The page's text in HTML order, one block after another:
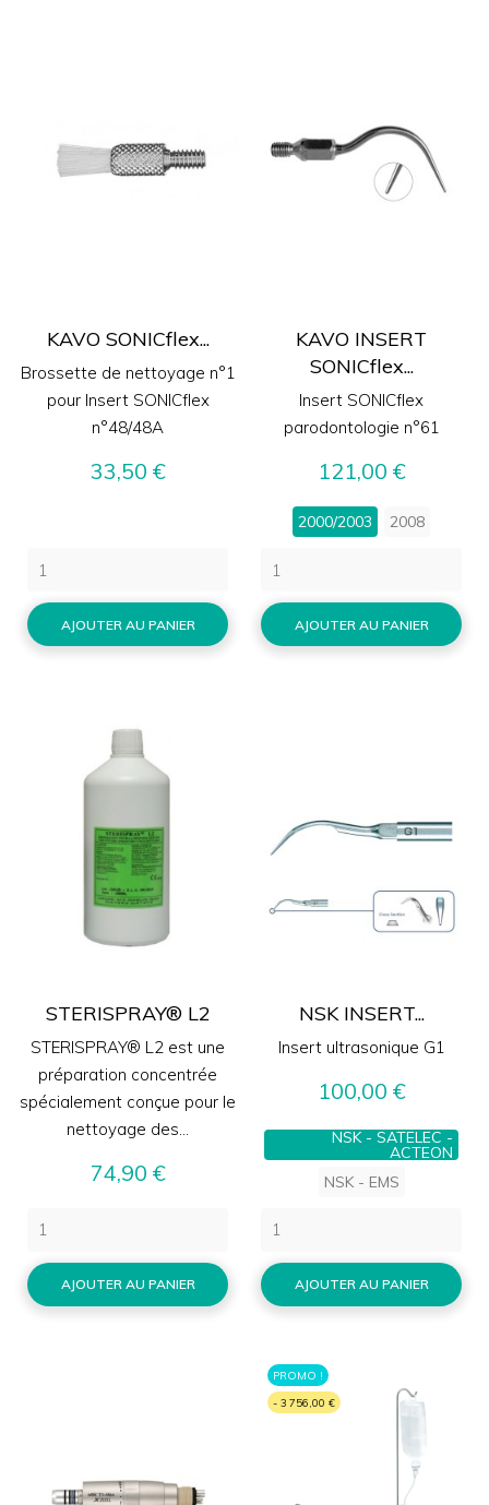
KAVO SONICflex...
Brossette de nettoyage n°1
pour Insert SONICflex
n°48/48A
Prix
33,50 €
AJOUTER AU PANIER
KAVO INSERT
SONICflex...
Insert SONICflex
parodontologie n°61
Prix
121,00 €
2000/2003 2008
AJOUTER AU PANIER
STERISPRAY® L2
STERISPRAY® L2 est une
préparation concentrée
spécialement conçue pour le
nettoyage des...
Prix
74,90 €
AJOUTER AU PANIER
NSK INSERT...
Insert ultrasonique G1
Prix
100,00 €
NSK - SATELEC -
ACTEON
NSK - EMS
AJOUTER AU PANIER
PROMO !
- 3 756,00 €